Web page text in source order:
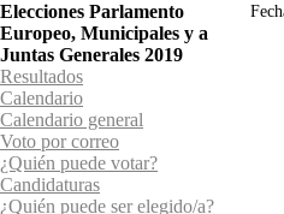
Elecciones Parlamento
Europeo, Municipales y a
Juntas Generales 2019
Resultados
Calendario
Calendario general
Voto por correo
¿Quién puede votar?
Candidaturas
¿Quién puede ser elegido/a?